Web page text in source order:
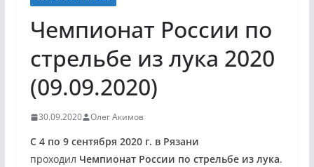
Чемпионат России по
стрельбе из лука 2020
(09.09.2020)
30.09.2020 Олег Акимов
С 4 по 9 сентября 2020 г. в Рязани
проходил Чемпионат России по стрельбе из лука.